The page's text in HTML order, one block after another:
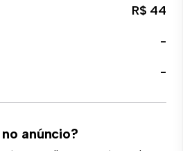
R$ 44
-
-
anúncio?